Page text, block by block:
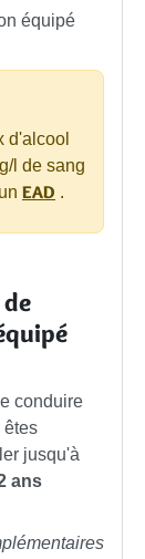
équipé
d'alcool
l de sang
EAD .
conduire
êtes
jusqu'à
ans